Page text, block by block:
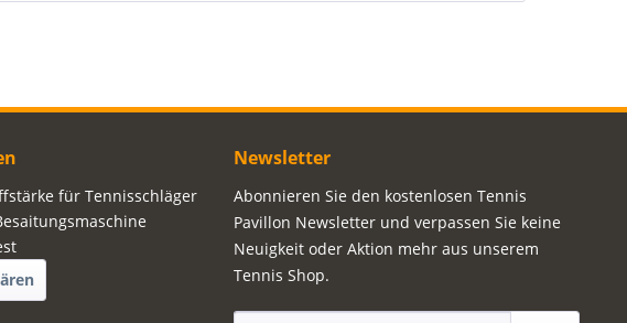
für Tennisschläger
Newsletter
Abonnieren Sie den kostenlosen Tennis
Pavillon Newsletter und verpassen Sie keine
Neuigkeit oder Aktion mehr aus unserem
Tennis Shop.